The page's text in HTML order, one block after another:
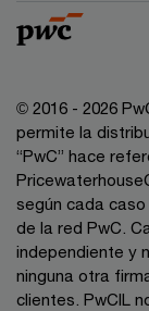
© 2016 - 2026
permite la
“PwC” hace
según cada
de la red PwC.
independiente y
ninguna otra
clientes. PwCIL